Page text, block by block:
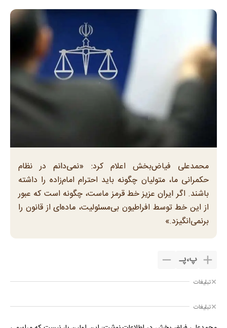
محمدعلی فیاض‌بخش اعلام کرد: «نمی‌دانم در نظام
حکمرانی ما، متولیان چگونه باید احترام امام‌زاده را داشته
باشند. اگر ایران عزیز خط قرمز ماست، چگونه است که عبور
از این خط توسط افراطیون بی‌مسئولیت، ماده‌ای از قانون را
برنمی‌انگیزد.»
پ،پـ
تبلیغات
تبلیغات